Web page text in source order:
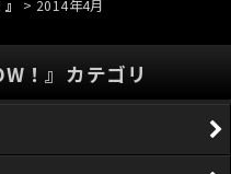
> 2014年4月
！』カテゴリ